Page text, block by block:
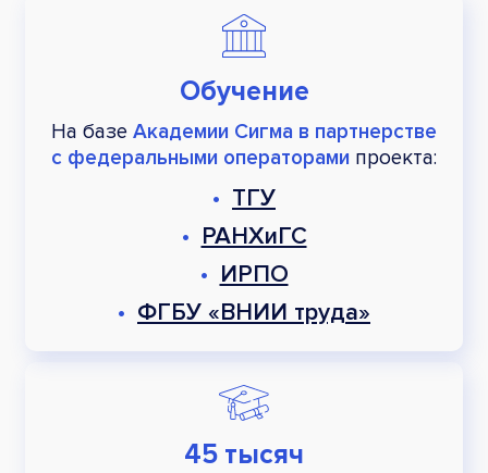
Обучение
На базе Академии Сигма в партнерстве
с федеральными операторами проекта:
• ТГУ
• РАНХиГС
• ИРПО
• ФГБУ «ВНИИ труда»
45 тысяч